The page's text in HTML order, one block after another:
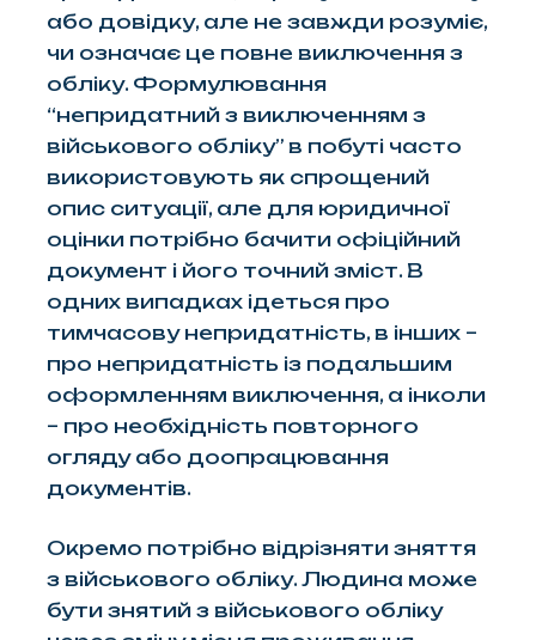
або довідку, але не завжди розуміє,
чи означає це повне виключення з
обліку. Формулювання
“непридатний з виключенням з
військового обліку” в побуті часто
використовують як спрощений
опис ситуації, але для юридичної
оцінки потрібно бачити офіційний
документ і його точний зміст. В
одних випадках ідеться про
тимчасову непридатність, в інших –
про непридатність із подальшим
оформленням виключення, а інколи
– про необхідність повторного
огляду або доопрацювання
документів.
Окремо потрібно відрізняти зняття
з військового обліку. Людина може
бути знятий з військового обліку